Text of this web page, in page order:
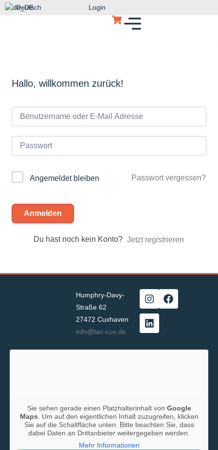
Deutsch Login
Hallo, willkommen zurück!
Angemeldet bleiben Passwort vergessen?
Anmelden
Du hast noch kein Konto? Jetzt registrieren
Humphry-Davy-
Straße 62
27472 Cuxhaven
info@tac-cux.de
Sie sehen gerade einen Platzhalterinhalt von Google
Maps . Um auf den eigentlichen Inhalt zuzugreifen, klicken
Sie auf die Schaltfläche unten. Bitte beachten Sie, dass
dabei Daten an Drittanbieter weitergegeben werden.
Mehr Informationen